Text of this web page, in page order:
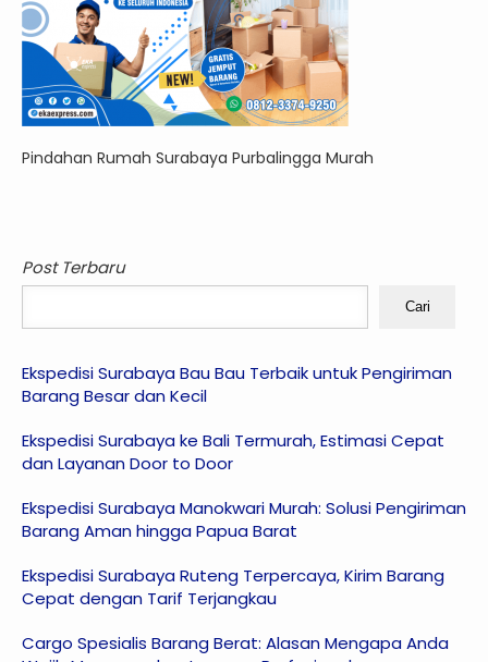
Pindahan Rumah Surabaya Purbalingga Murah
Post Terbaru
Cari
Ekspedisi Surabaya Bau Bau Terbaik untuk Pengiriman
Barang Besar dan Kecil
Ekspedisi Surabaya ke Bali Termurah, Estimasi Cepat
dan Layanan Door to Door
Ekspedisi Surabaya Manokwari Murah: Solusi Pengiriman
Barang Aman hingga Papua Barat
Ekspedisi Surabaya Ruteng Terpercaya, Kirim Barang
Cepat dengan Tarif Terjangkau
Cargo Spesialis Barang Berat: Alasan Mengapa Anda